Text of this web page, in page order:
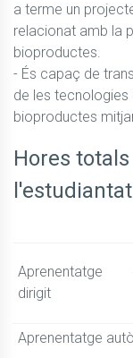
a terme un
relacionat amb la
bioproductes.
- És capaç de
de les
bioproductes
Hores
l'estudiantat
Aprenentatge
dirigit
Aprenentatge